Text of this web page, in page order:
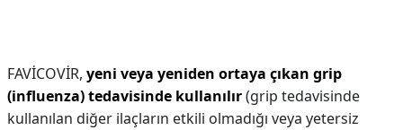
FAVİCOVİR, yeni veya yeniden ortaya çıkan grip
(influenza) tedavisinde kullanılır(grip tedavisinde
kullanılan diğer ilaçların etkili olmadığı veya yetersiz